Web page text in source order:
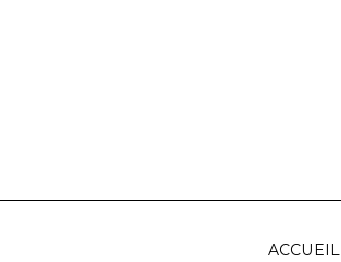
ACCUEIL